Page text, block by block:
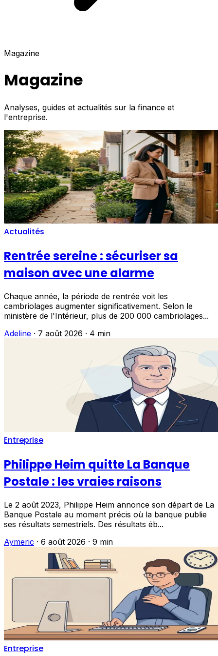
Magazine
Magazine
Analyses, guides et actualités sur la finance et
l'entreprise.
Actualités
Rentrée sereine : sécuriser sa
maison avec une alarme
Chaque année, la période de rentrée voit les
cambriolages augmenter significativement. Selon le
ministère de l'Intérieur, plus de 200 000 cambriolages...
Adeline · 7 août 2026 · 4 min
Entreprise
Philippe Heim quitte La Banque
Postale : les vraies raisons
Le 2 août 2023, Philippe Heim annonce son départ de La
Banque Postale au moment précis où la banque publie
ses résultats semestriels. Des résultats éb...
Aymeric · 6 août 2026 · 9 min
Entreprise